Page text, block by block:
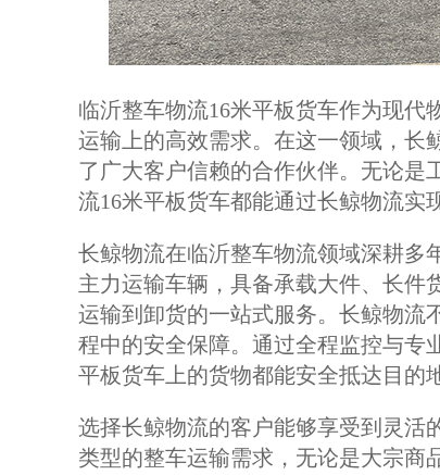
临沂整车物流16米平板货车作为现代
运输上的高效需求。在这一领域，长
了广大客户信赖的合作伙伴。无论是
流16米平板货车都能通过长鲸物流实
长鲸物流在临沂整车物流领域深耕多
主力运输车辆，具备承载大件、长件
运输到卸货的一站式服务。长鲸物流
程中的安全保障。通过全程监控与专
平板货车上的货物都能安全抵达目的
选择长鲸物流的客户能够享受到灵活
类型的整车运输需求，无论是大宗商